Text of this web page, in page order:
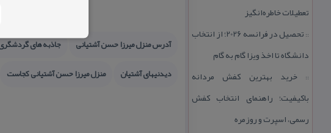
تعطیلات خاطره‌انگیز
::
تحصیل در فرانسه 2026؛ از انتخاب
دانشگاه تا اخذ ویزا گام به گام
::خرید بهترین كفش مردانه
باكیفیت؛ راهنمای انتخاب كفش
رسمی، اسپرت و روزمره
آدرس منزل میرزا حسن آشتیانی جاذبه های
دیدنیهای آشتیان
منزل میرزا حسن آشتیانی كجاست